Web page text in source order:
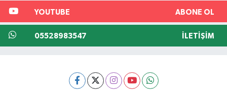
YOUTUBE ABONE OL
05528983547 İLETIŞIM